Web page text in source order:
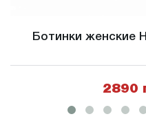
Ботинки женские
2890